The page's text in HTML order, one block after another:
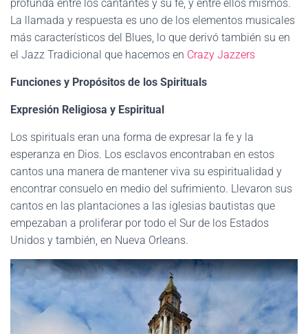
profunda entre los cantantes y su fe, y entre ellos mismos.
La llamada y respuesta es uno de los elementos musicales
más característicos del Blues, lo que derivó también su en
el Jazz Tradicional que hacemos en Crazy Jazzers
Funciones y Propósitos de los Spirituals
Expresión Religiosa y Espiritual
Los spirituals eran una forma de expresar la fe y la
esperanza en Dios. Los esclavos encontraban en estos
cantos una manera de mantener viva su espiritualidad y
encontrar consuelo en medio del sufrimiento. Llevaron sus
cantos en las plantaciones a las iglesias bautistas que
empezaban a proliferar por todo el Sur de los Estados
Unidos y también, en Nueva Orleans.